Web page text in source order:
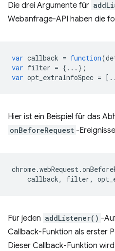
Die drei Argumente für
Webanfrage-API haben die
var callback = function(
var filter = {...};
var opt_extraInfoSpec =
Hier ist ein Beispiel für das
onBeforeRequest -
chrome.webRequest.
callback, filter,
Für jeden addListener() -
Callback-Funktion als erster
Dieser Callback-Funktion